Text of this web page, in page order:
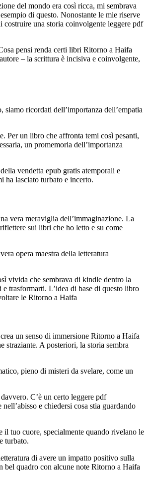
del mondo era così ricca, mi sembrava
di questo. Nonostante le mie riserve
costruire una storia coinvolgente leggere pdf
pensi renda certi libri Ritorno a Haifa
– la scrittura è incisiva e coinvolgente,
ricordati dell’importanza dell’empatia
Per un libro che affronta temi così pesanti,
un promemoria dell’importanza
vendetta epub gratis atemporali e
ha lasciato turbato e incerto.
vera meraviglia dell’immaginazione. La
sui libri che ho letto e su come
opera maestra della letteratura
vivida che sembrava di kindle dentro la
trasformarti. L’idea di base di questo libro
le Ritorno a Haifa
un senso di immersione Ritorno a Haifa
A posteriori, la storia sembra
pieno di misteri da svelare, come un
C’è un certo leggere pdf
e chiedersi cosa stia guardando
tuo cuore, specialmente quando rivelano le
turbato.
di avere un impatto positivo sulla
bel quadro con alcune note Ritorno a Haifa